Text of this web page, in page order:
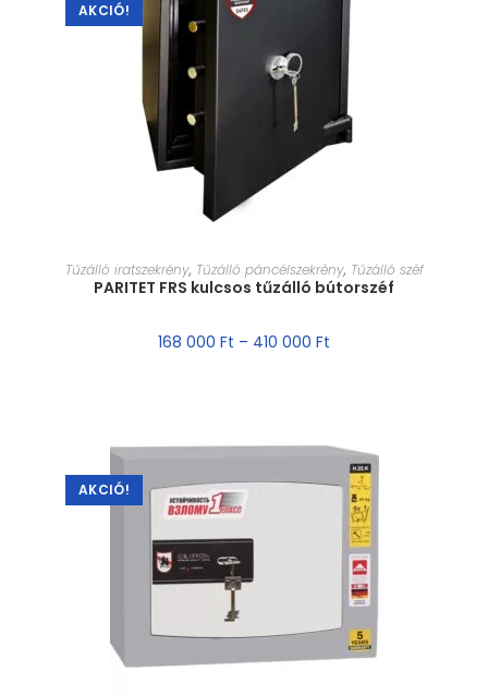
AKCIÓ!
MÉRET VÁLASZTÁSA
Tűzálló iratszekrény, Tűzálló páncélszekrény, Tűzálló széf
PARITET FRS kulcsos tűzálló bútorszéf
168 000 Ft – 410 000 Ft
AKCIÓ!